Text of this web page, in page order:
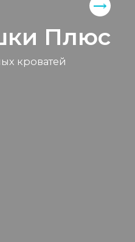
Плюс
кроватей